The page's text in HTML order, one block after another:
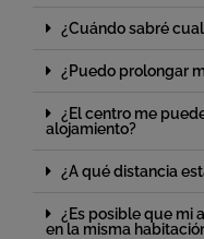
¿Cuándo sabré
¿Puedo prolongar
¿El centro me
alojamiento?
¿A qué distancia
¿Es posible que mi
en la misma